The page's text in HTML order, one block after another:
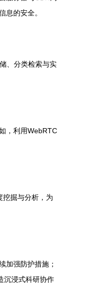
息的安全。
、分类检索与实
，利用WebRTC
挖掘与分析，为
加强防护措施；
沉浸式科研协作